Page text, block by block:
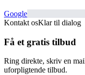
Google
Kontakt osKlar til dialog
Få et gratis tilbud
Ring direkte, skriv en
uforpligtende tilbud.